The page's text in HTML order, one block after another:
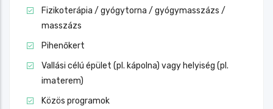
Fizikoterápia / gyógytorna / gyógymasszázs /
masszázs
Pihenőkert
Vallási célú épület (pl. kápolna) vagy helyiség (pl.
imaterem)
Közös programok